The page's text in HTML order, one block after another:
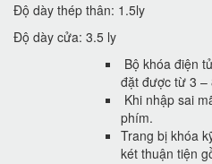
Độ dày thép thân: 1.5ly
Độ dày cửa: 3.5 ly
Bộ khóa điện
đặt được từ 3 –
Khi nhập sai
phím.
Trang bị khóa
két thuận tiện